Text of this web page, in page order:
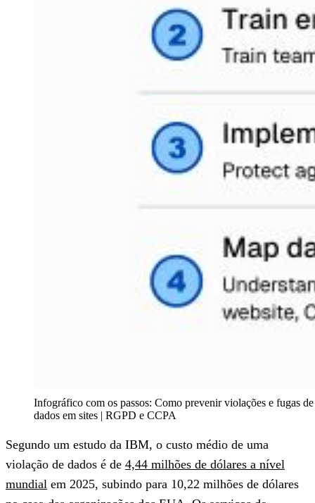
Infográfico com os passos: Como prevenir violações e fugas de
dados em sites | RGPD e CCPA
Segundo um estudo da IBM, o custo médio de uma
violação de dados é de 4,44 milhões de dólares a nível
mundial em 2025, subindo para 10,22 milhões de dólares